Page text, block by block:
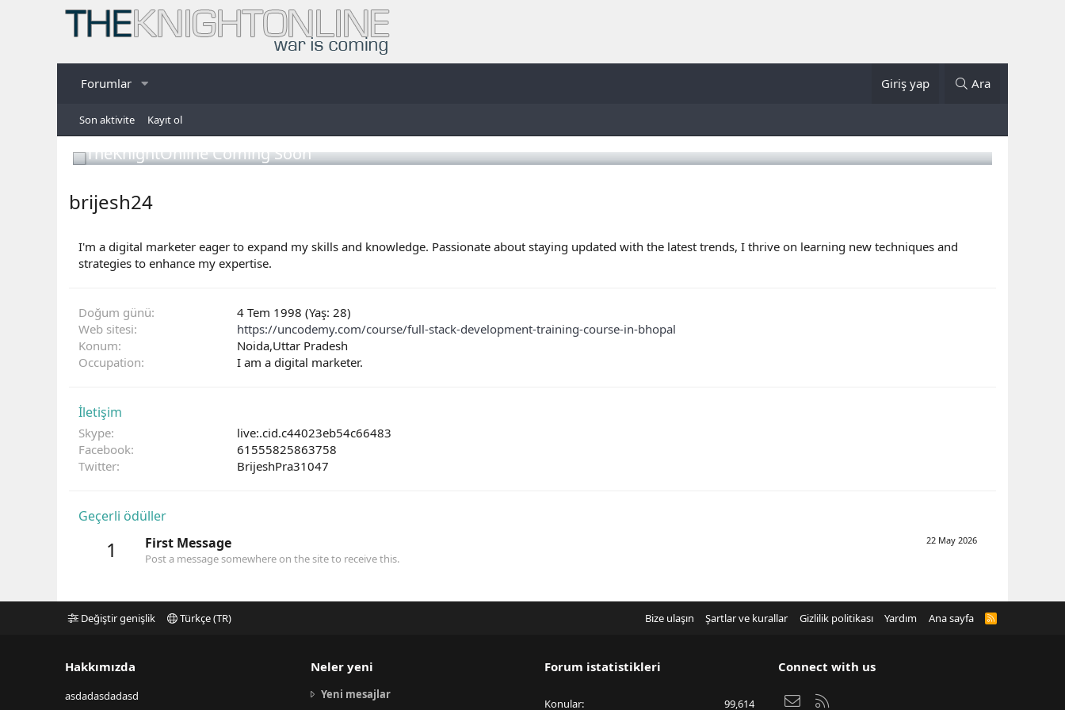
Forumlar Giriş yap Ara
Son aktivite Kayıt ol
TheKnightOnline Coming Soon
brijesh24
I'm a digital marketer eager to expand my skills and knowledge. Passionate about staying updated with the latest trends, I thrive on learning new techniques and
strategies to enhance my expertise.
Doğum günü
4 Tem 1998 (Yaş: 28)
Web sitesi
https://uncodemy.com/course/full-stack-development-training-course-in-bhopal
Konum
Noida,Uttar Pradesh
Occupation
I am a digital marketer.
İletişim
Skype
live:.cid.c44023eb54c66483
Facebook
61555825863758
Twitter
BrijeshPra31047
Geçerli ödüller
1 22 May 2026
First Message
Post a message somewhere on the site to receive this.
Değiştir genişlik Türkçe (TR) Bize ulaşın Şartlar ve kurallar Gizlilik politikası Yardım Ana sayfa
R
Hakkımızda
asdadasdadasd
Neler yeni
Yeni mesajlar
Forum istatistikleri
Konular 99,614
Connect with us
Bize ulaşın